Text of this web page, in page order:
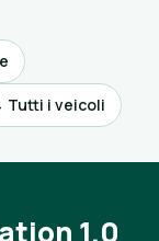
Tutti i veicoli
1.0